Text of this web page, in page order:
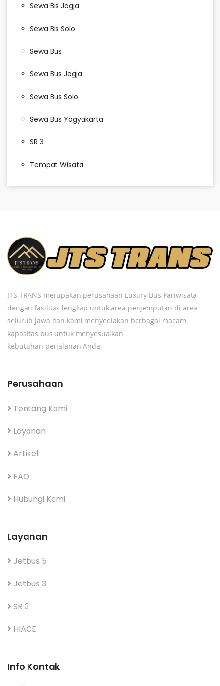
Sewa Bis Jogja
Sewa Bis Solo
Sewa Bus
Sewa Bus Jogja
Sewa Bus Solo
Sewa Bus Yogyakarta
SR 3
Tempat Wisata
JTS TRANS merupakan perusahaan Luxury Bus Pariwisata
dengan fasilitas lengkap untuk area penjemputan di area
seluruh Jawa dan kami menyediakan berbagai macam
kapasitas bus untuk menyesuaikan
kebutuhan perjalanan Anda.
Perusahaan
Tentang Kami
Layanan
Artikel
FAQ
Hubungi Kami
Layanan
Jetbus 5
Jetbus 3
SR 3
HIACE
Info Kontak